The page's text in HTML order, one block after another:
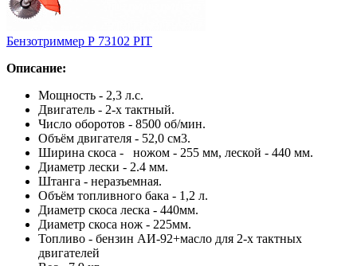
Бензотриммер Р 73102 PIT
Описание:
Мощность - 2,3 л.с.
Двигатель - 2-х тактный.
Число оборотов - 8500 об/мин.
Объём двигателя - 52,0 см3.
Ширина скоса - ножом - 255 мм, леской - 440 мм.
Диаметр лески - 2.4 мм.
Штанга - неразъемная.
Объём топливного бака - 1,2 л.
Диаметр скоса леска - 440мм.
Диаметр скоса нож - 225мм.
Топливо - бензин АИ-92+масло для 2-х тактных
двигателей